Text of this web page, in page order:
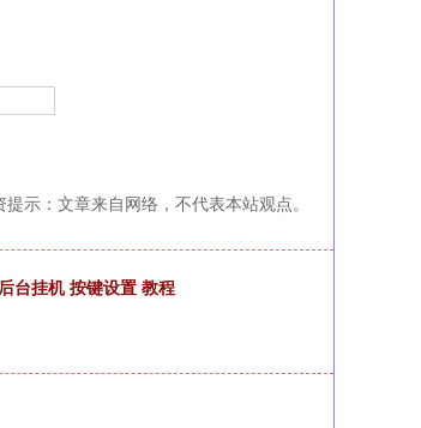
提示：文章来自网络，不代表本站观点。
台挂机 按键设置 教程